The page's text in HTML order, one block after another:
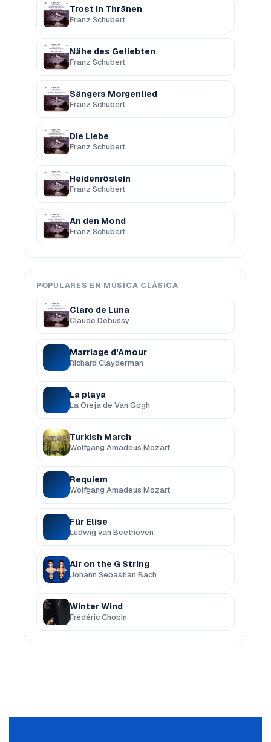
Trost in Thränen
Franz Schubert
Nähe des Geliebten
Franz Schubert
Sängers Morgenlied
Franz Schubert
Die Liebe
Franz Schubert
Heidenröslein
Franz Schubert
An den Mond
Franz Schubert
POPULARES EN MÚSICA CLÁSICA
Claro de Luna
Claude Debussy
Marriage d'Amour
Richard Clayderman
La playa
La Oreja de Van Gogh
Turkish March
Wolfgang Amadeus Mozart
Requiem
Wolfgang Amadeus Mozart
Für Elise
Ludwig van Beethoven
Air on the G String
Johann Sebastian Bach
Winter Wind
Frédéric Chopin